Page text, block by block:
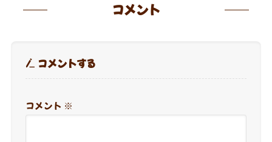
コメント
コメントする
コメント ※